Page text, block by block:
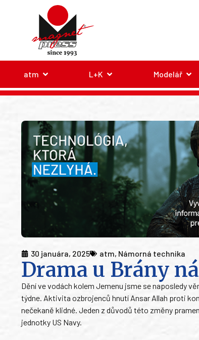
atm L+K Modelář
30 januára, 2025 atm, Námorná technika
Drama u Brány
Dění ve vodách kolem Jemenu jsme se naposledy
týdne. Aktivita ozbrojenců hnutí Ansar Allah proti
nečekaně klidné. Jeden z důvodů této změny
jednotky US Navy.